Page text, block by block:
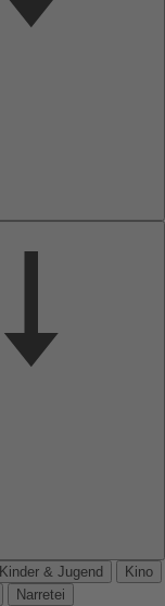
Kinder & Jugend
Kino
Narretei